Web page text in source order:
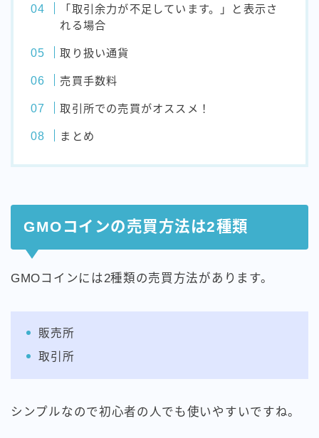
「取引余力が不足しています。」と表示さ
れる場合
取り扱い通貨
売買手数料
取引所での売買がオススメ！
まとめ
GMOコインの売買方法は2種類
GMOコインには2種類の売買方法があります。
販売所
取引所
シンプルなので初心者の人でも使いやすいですね。